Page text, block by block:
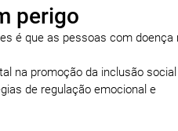
perigo
é que as pessoas com doença
na promoção da inclusão social
de regulação emocional e